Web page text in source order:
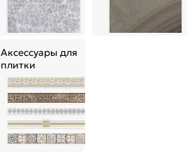
Аксессуары для
плитки